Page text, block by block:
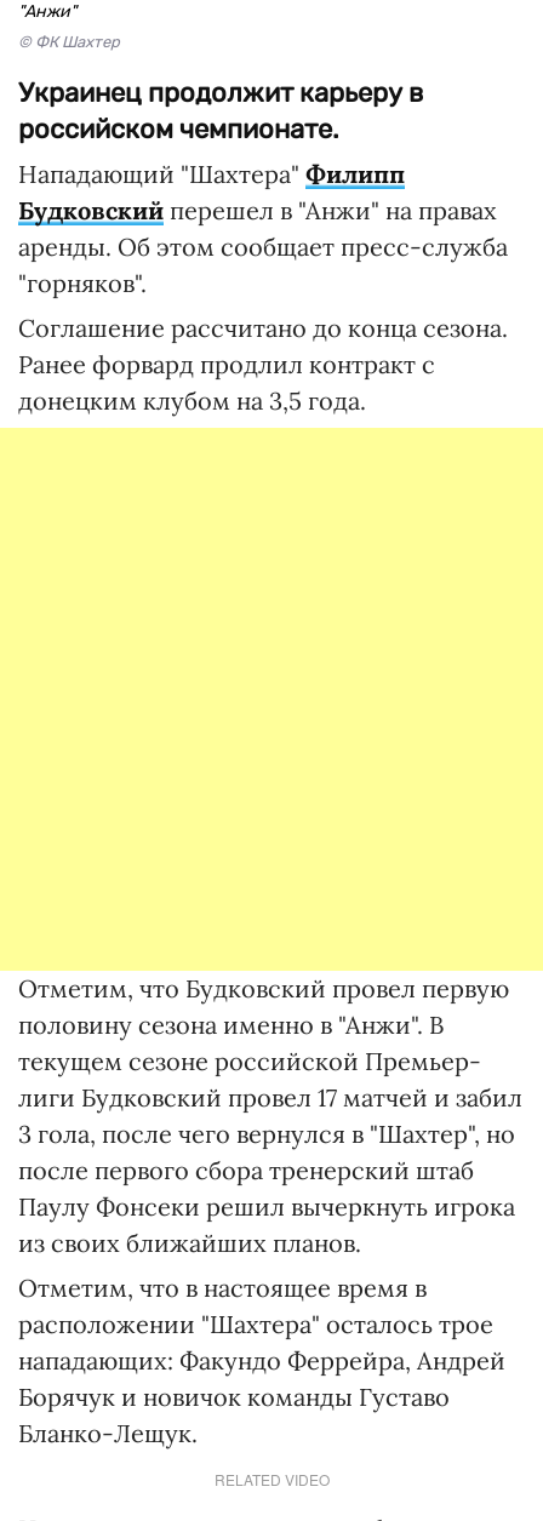
"Анжи"
© ФК Шахтер
Украинец продолжит карьеру в
российском чемпионате.
Нападающий "Шахтера" Филипп
Будковский перешел в "Анжи" на правах
аренды. Об этом сообщает пресс-служба
"горняков".
Соглашение рассчитано до конца сезона.
Ранее форвард продлил контракт с
донецким клубом на 3,5 года.
Отметим, что Будковский провел первую
половину сезона именно в "Анжи". В
текущем сезоне российской Премьер-
лиги Будковский провел 17 матчей и забил
3 гола, после чего вернулся в "Шахтер", но
после первого сбора тренерский штаб
Паулу Фонсеки решил вычеркнуть игрока
из своих ближайших планов.
Отметим, что в настоящее время в
расположении "Шахтера" осталось трое
нападающих: Факундо Феррейра, Андрей
Борячук и новичок команды Густаво
Бланко-Лещук.
RELATED VIDEO